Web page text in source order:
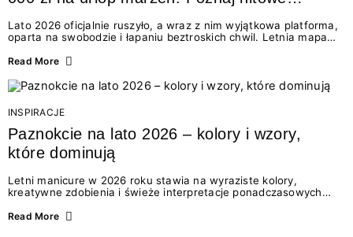
Lato 2026 oficjalnie ruszyło, a wraz z nim wyjątkowa platforma,
oparta na swobodzie i łapaniu beztroskich chwil. Letnia mapa
doświadczenia wakacji – od spontanicznych wyjazdów, przez
Motywem przewodnim jest eksplorowanie i kolekcjonowanie
letnich momentów. Z tej okazji przygotowaliśmy coś absolutnie
wyjątkowego: wielki konkurs z wakacje.pl oraz dawkę
najgorętszych trendów w...
Read More
INSPIRACJE
Paznokcie na lato 2026 – kolory i wzory,
które dominują
Letni manicure w 2026 roku stawia na wyraziste kolory,
kreatywne zdobienia i świeże interpretacje ponadczasowych
zarówno energetycznych odcieni inspirowanych wakacjami, jak
Read More